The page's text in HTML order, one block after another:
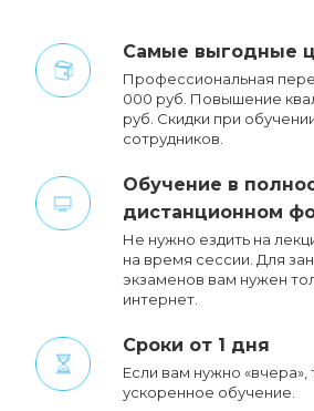
Cамые выгодные
Профессиональная
000 руб. Повышение
руб. Cкидки при
сотрудников.
Обучение в
дистанционном
Не нужно ездить на
на время сессии. Для
экзаменов вам нужен
интернет.
Сроки от 1 дня
Если вам нужно
ускоренное обучение.